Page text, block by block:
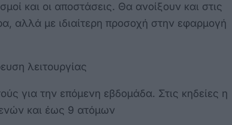
και οι αποστάσεις. Θα ανοίξουν και στις
αλλά με ιδιαίτερη προσοχή στην εφαρμογή
λειτουργίας
για την επόμενη εβδομάδα. Στις κηδείες η
και έως 9 ατόμων